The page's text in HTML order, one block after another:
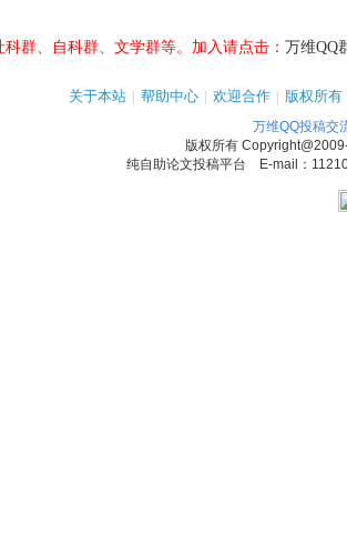
群、自科群、文学群等。加入请点击： 万维QQ
关于本站 | 帮助中心 | 欢迎合作 | 版权所有
万维QQ投稿交
版权所有
纯自助论文投稿平台 E-mail：